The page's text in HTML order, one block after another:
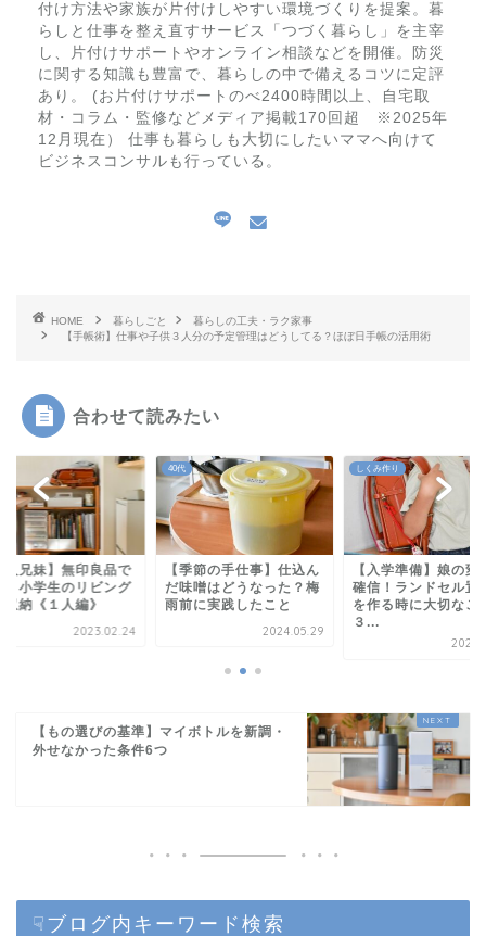
付け方法や家族が片付けしやすい環境づくりを提案。暮
らしと仕事を整え直すサービス「つづく暮らし」を主宰
し、片付けサポートやオンライン相談などを開催。防災
に関する知識も豊富で、暮らしの中で備えるコツに定評
あり。 (お片付けサポートのべ2400時間以上、自宅取
材・コラム・監修などメディア掲載170回超 ※2025年
12月現在） 仕事も暮らしも大切にしたいママへ向けて
ビジネスコンサルも行っている。
HOME 暮らしごと
暮らしの工夫・ラク家事
【手帳術】仕事や子供３人分の予定管理はどうしてる？ほぼ日手帳の活用術
合わせて読みたい
節の手仕事】仕込ん
噌はどうなった？梅
に実践したこと
2024.05.29
しくみ作り
【入学準備】娘の変化で
確信！ランドセル置き場
を作る時に大切なこと
収納
【３人兄妹】無印良
作る・小学生のリビ
学習収納《１人編》
【もの選びの基準】マイボトルを新調・
外せなかった条件6つ
☟ブログ内キーワード検索